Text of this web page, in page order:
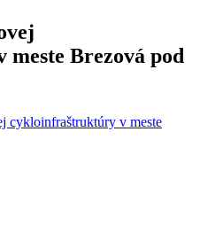
Brezová pod